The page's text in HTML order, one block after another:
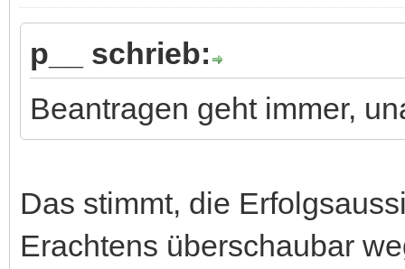
p__ schrieb:
Beantragen geht immer,
Das stimmt, die
Erachtens überschaubar